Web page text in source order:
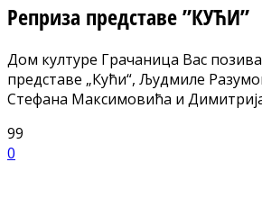
Реприза представе ”КУЋИ”
Дом културе Грачаница Вас
представе „Кући“, Људмиле
Стефана Максимовића и
99
0